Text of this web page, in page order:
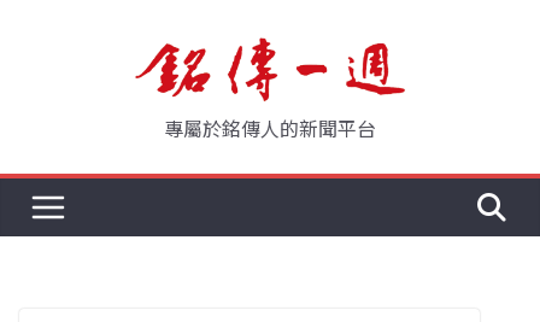
專屬於銘傳人的新聞平台